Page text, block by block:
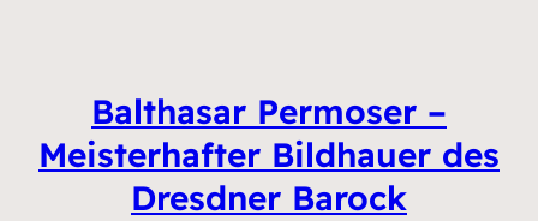
Balthasar Permoser –
Meisterhafter Bildhauer des
Dresdner Barock